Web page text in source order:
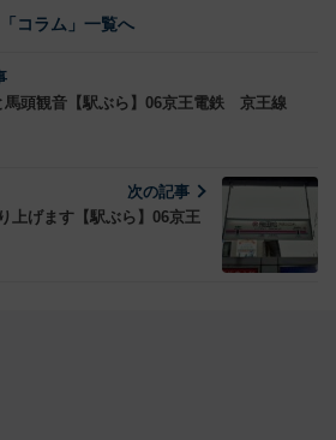
「コラム」一覧へ
馬頭観音【駅ぶら】06京王電鉄 京王線
次の記事
上げます【駅ぶら】06京王